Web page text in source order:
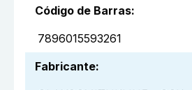
Código de Barras:
7896015593261
Fabricante: